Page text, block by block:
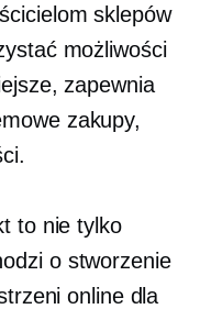
sklepów
możliwości
zapewnia
zakupy,
to nie tylko
o stworzenie
online dla